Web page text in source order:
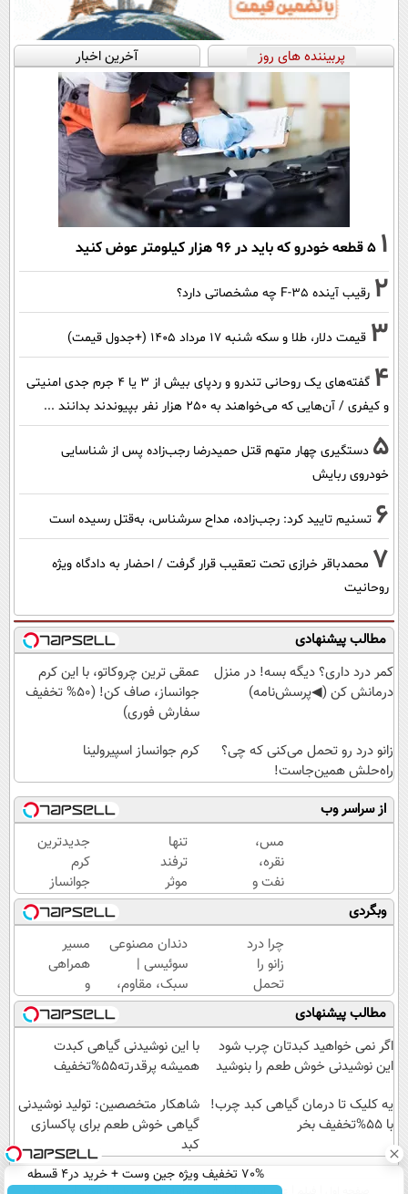
پربیننده های روز آخرین اخبار
1 ۵ قطعه خودرو که باید در ۹۶ هزار کیلومتر عوض کنید
2 رقیب آینده F-35 چه مشخصاتی دارد؟
3 قیمت دلار، طلا و سکه شنبه ۱۷ مرداد ۱۴۰۵ (+جدول قیمت)
4
گفته‌های یک روحانی تندرو و ردپای بیش از ۳ یا ۴ جرم جدی امنیتی
و کیفری / آن‌هایی که می‌خواهند به ۲۵۰ هزار نفر بپیوندند بدانند ...
5 دستگیری چهار متهم قتل حمیدرضا رجب‌زاده پس از شناسایی
خودروی ربایش
6 تسنیم تایید کرد: رجب‌زاده، مداح سرشناس، به‌قتل رسیده است
7 محمدباقر خرازی تحت تعقیب قرار گرفت / احضار به دادگاه ویژه
روحانیت
مطالب پیشنهادی
کمر درد داری؟ دیگه بسه! در منزل
درمانش کن (◀پرسش‌نامه)
عمقی ترین چروکاتو، با این کرم
جوانساز، صاف کن! (50% تخفیف
سفارش فوری)
زانو درد رو تحمل می‌کنی که چی؟
راه‌حلش همین‌جاست!
کرم جوانساز اسپیرولینا
از سراسر وب
مس،
نقره،
نفت و
گاز؛
چهار
دارایی
جهانی
در
یک
سبد
تنها
ترفند
موثر
رفع
چروک
پوست،
همین
کرم
آلمانیه
(45%
تخفیف)
جدیدترین
کرم
جوانساز
حاوی
جلبک
اسپیرولینا!
( لینک
خرید با
تخفیف
ویژه)
وبگردی
چرا درد
زانو را
تحمل
می‌کنی؟
خیلی
ساده
درمنزل
کن
دندان مصنوعی
سوئیسی |
سبک، مقاوم،
طبیعی! ویزیت
رایگان+پرداخت
اقساطی😍
مسیر
همراهی
و
گزارش
عملکرد
گروه
اسنپ
۱۴۰۴
مطالب پیشنهادی
اگر نمی خواهید کبدتان چرب شود
این نوشیدنی خوش طعم را بنوشید
با این نوشیدنی گیاهی کبدت
همیشه پرقدرته55%تخفیف
یه کلیک تا درمان گیاهی کبد چرب!
با 55%تخفیف بخر
شاهکار متخصصین: تولید نوشیدنی
گیاهی خوش طعم برای پاکسازی
کبد
70% تخفیف ویژه جین وست + خرید در4 قسطه